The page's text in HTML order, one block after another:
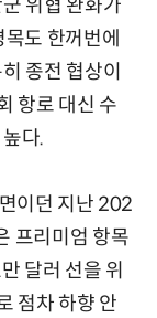
위협 완화가
도 한꺼번에
종전 협상이
항로 대신 수
다.
이던 지난 202
프리미엄 항목
달러 선을 위
점차 하향 안